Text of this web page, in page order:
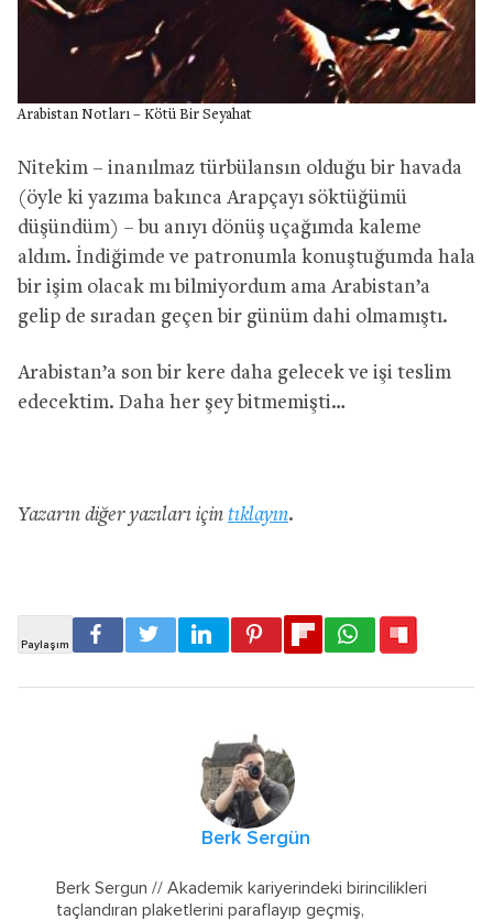
Arabistan Notları – Kötü Bir Seyahat
Nitekim – inanılmaz türbülansın olduğu bir havada
(öyle ki yazıma bakınca Arapçayı söktüğümü
düşündüm) – bu anıyı dönüş uçağımda kaleme
aldım. İndiğimde ve patronumla konuştuğumda hala
bir işim olacak mı bilmiyordum ama Arabistan’a
gelip de sıradan geçen bir günüm dahi olmamıştı.
Arabistan’a son bir kere daha gelecek ve işi teslim
edecektim. Daha her şey bitmemişti…
Yazarın diğer yazıları için tıklayın.
Berk Sergün
Berk Sergun // Akademik kariyerindeki birincilikleri
taçlandıran plaketlerini paraflayıp geçmiş,